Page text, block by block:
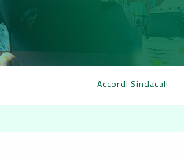
Accordi Sindacali